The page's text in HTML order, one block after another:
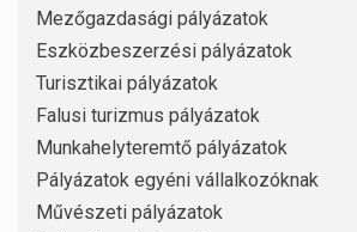
Mezőgazdasági pályázatok
Eszközbeszerzési pályázatok
Turisztikai pályázatok
Falusi turizmus pályázatok
Munkahelyteremtő pályázatok
Pályázatok egyéni vállalkozóknak
Művészeti pályázatok